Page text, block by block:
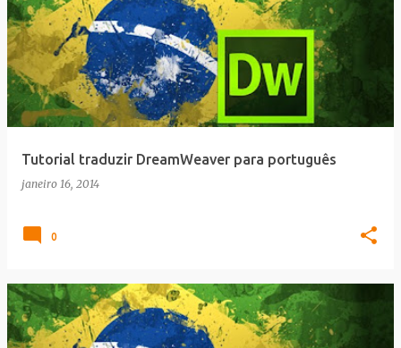
Tutorial traduzir DreamWeaver para português
janeiro 16, 2014
0